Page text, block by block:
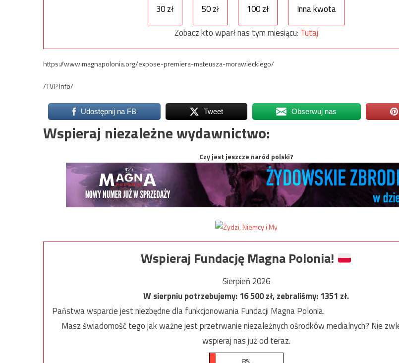
30 zł 50 zł 100 zł
Inna kwota
Zobacz kto wparł nas tym miesiącu: Tutaj
https://www.magnapolonia.org/expose-premiera-mateusza-morawieckiego/
/TVP Info/
Udostępnij na FB Tweet Obserwuj nas
Wspieraj niezależne wydawnictwo:
Czy jest jeszcze naród polski?
Wspieraj Fundację Magna Polonia!
Sierpień 2026
W sierpniu potrzebujemy:16 500zł, zebraliśmy:1351 zł.
Państwa wsparcie jest niezbędne dla funkcjonowania Fundacji Magna Polonia.
Masz świadomość tego jak ważne jest przetrwanie niezależnych ośrodków medialnych? Nie
wspieraj nas już od teraz.